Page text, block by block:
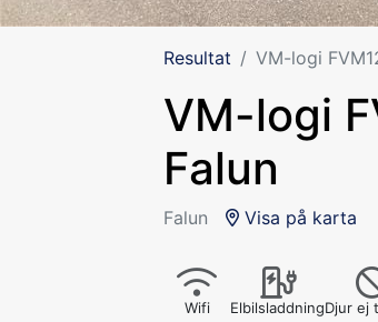
Resultat VM-logi
VM-logi
Falun
Falun Visa på karta
Wifi ElbilsladdningDjur ej